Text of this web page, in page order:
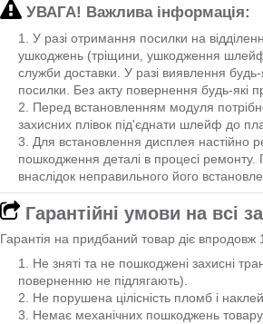
УВАГА! Важлива інформація:
У разі отримання посилки на
ушкоджень (тріщини, ушкодження
служби доставки. У разі виявлення
посилки. Без акту повернення будь-які
Перед встановленням модуля
захисних плівок під'єднати шлейф до
Для встановлення дисплея настійно
пошкодження деталі в процесі ремонту.
внаслідок неправильного його
Гарантійні умови на всі
Гарантія на придбаний товар діє
Не зняті та не пошкоджені захисні
поверненню не підлягають).
Не порушена цілісність пломб і
Немає механічних пошкоджень товару